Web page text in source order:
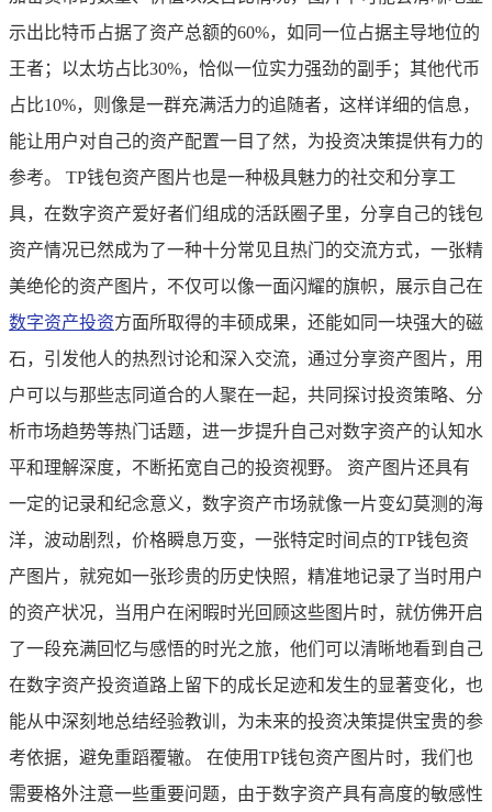
示出比特币占据了资产总额的60%，如同一位占据主导地位的
王者；以太坊占比30%，恰似一位实力强劲的副手；其他代币
占比10%，则像是一群充满活力的追随者，这样详细的信息，
能让用户对自己的资产配置一目了然，为投资决策提供有力的
参考。 TP钱包资产图片也是一种极具魅力的社交和分享工
具，在数字资产爱好者们组成的活跃圈子里，分享自己的钱包
资产情况已然成为了一种十分常见且热门的交流方式，一张精
美绝伦的资产图片，不仅可以像一面闪耀的旗帜，展示自己在
数字资产投资方面所取得的丰硕成果，还能如同一块强大的磁
石，引发他人的热烈讨论和深入交流，通过分享资产图片，用
户可以与那些志同道合的人聚在一起，共同探讨投资策略、分
析市场趋势等热门话题，进一步提升自己对数字资产的认知水
平和理解深度，不断拓宽自己的投资视野。 资产图片还具有
一定的记录和纪念意义，数字资产市场就像一片变幻莫测的海
洋，波动剧烈，价格瞬息万变，一张特定时间点的TP钱包资
产图片，就宛如一张珍贵的历史快照，精准地记录了当时用户
的资产状况，当用户在闲暇时光回顾这些图片时，就仿佛开启
了一段充满回忆与感悟的时光之旅，他们可以清晰地看到自己
在数字资产投资道路上留下的成长足迹和发生的显著变化，也
能从中深刻地总结经验教训，为未来的投资决策提供宝贵的参
考依据，避免重蹈覆辙。 在使用TP钱包资产图片时，我们也
需要格外注意一些重要问题，由于数字资产具有高度的敏感性